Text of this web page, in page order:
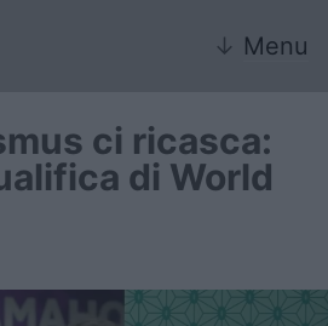
↓ Menu
ci ricasca:
di World